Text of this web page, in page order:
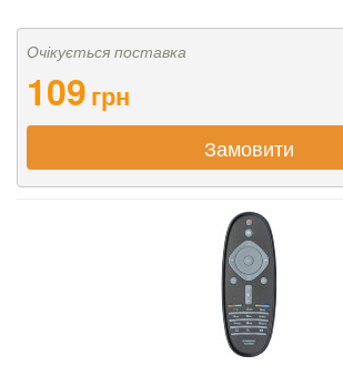
Очікується поставка
109грн
Замовити